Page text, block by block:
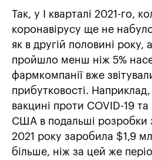
Так, у І кварталі 2021-го,
коронавірусу ще не
як в другій половині року,
пройшло менш ніж 5%
фармкомпанії вже
прибутковості.
вакцині проти COVID-19 та
США в подальші розробки
2021 року заробила $1,9
більше, ніж за цей же